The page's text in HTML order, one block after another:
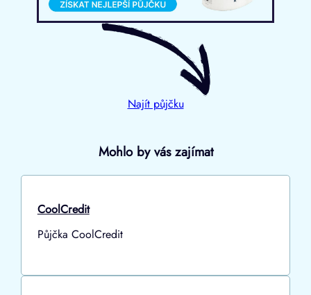
Najít půjčku
Mohlo by vás zajímat
CoolCredit
Půjčka CoolCredit